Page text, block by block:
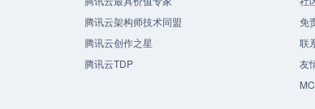
腾讯云架构师技术同盟
腾讯云创作之星
腾讯云TDP
免
联
友